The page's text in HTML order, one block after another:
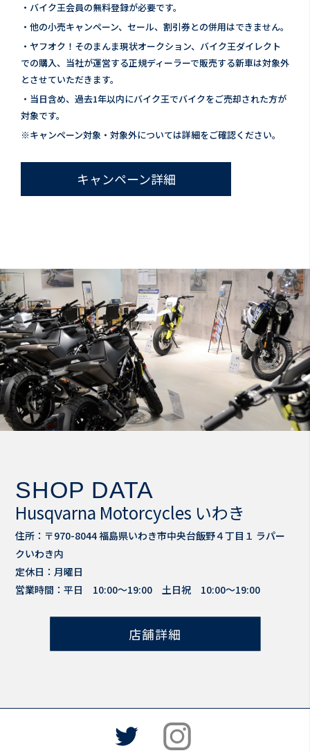
・バイク王会員の無料登録が必要です。
・他の小売キャンペーン、セール、割引券との併用はできません。
・ヤフオク！そのまんま現状オークション、バイク王ダイレクト
での購入、当社が運営する正規ディーラーで販売する新車は対象外
とさせていただきます。
・当日含め、過去1年以内にバイク王でバイクをご売却された方が
対象です。
※キャンペーン対象・対象外については詳細をご確認ください。
キャンペーン詳細
SHOP DATA
Husqvarna Motorcycles いわき
住所：〒970-8044 福島県いわき市中央台飯野４丁目１ ラパー
クいわき内
定休日：月曜日
営業時間：平日 10:00～19:00 土日祝 10:00～19:00
店舗詳細